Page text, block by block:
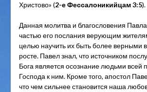
Христово» (2-е Фессалоникийцам 3:5).
Данная молитва и благословения
частью его послания верующим
целью научить их быть более верными
росте. Павел знал, что источником
Бога является осознание людьми всей
Господа к ним. Кроме того, апостол
что чем сильнее становится наша